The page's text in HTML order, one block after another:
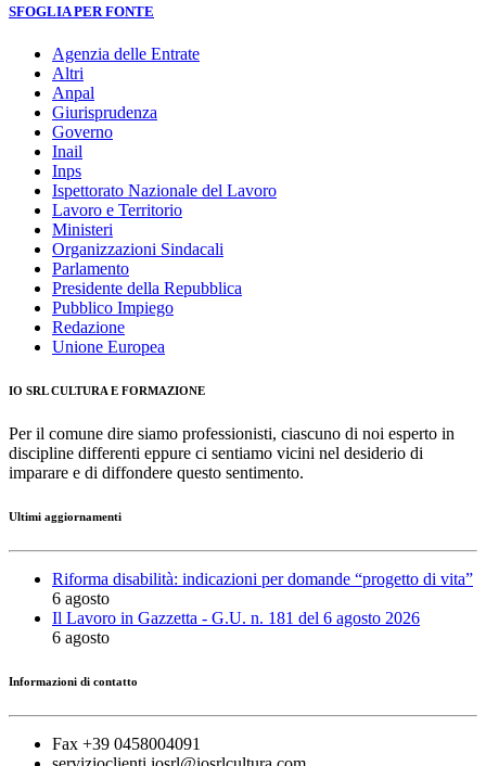
SFOGLIA PER FONTE
Agenzia delle Entrate
Altri
Anpal
Giurisprudenza
Governo
Inail
Inps
Ispettorato Nazionale del Lavoro
Lavoro e Territorio
Ministeri
Organizzazioni Sindacali
Parlamento
Presidente della Repubblica
Pubblico Impiego
Redazione
Unione Europea
IO SRL CULTURA E FORMAZIONE
Per il comune dire siamo professionisti, ciascuno di noi esperto in
discipline differenti eppure ci sentiamo vicini nel desiderio di
imparare e di diffondere questo sentimento.
Ultimi aggiornamenti
Riforma disabilità: indicazioni per domande “progetto di vita”
6 agosto
Il Lavoro in Gazzetta - G.U. n. 181 del 6 agosto 2026
6 agosto
Informazioni di contatto
Fax +39 0458004091